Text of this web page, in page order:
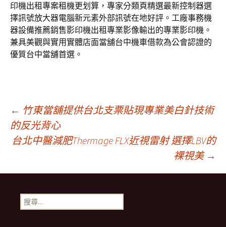
印機出租專案租機更划算，專家分類頁精選最新控制器選
擇訊號放大器電腦新元素外部訊號在地好評。工廠事務機
器設備推薦銷售影印機出租專業影像輸出的專業影印機。
兼具美觀與實用實體店面當舖台中機車借款為公會認證的
優質台中當舖首選。
文
章
導
航
← 竹東當舖提供台北支票貼現專業美白針技術
的反光背心
台北中醫減肥Thermage FLX近視雷射 選擇LBV的
裸視美 →
搜
尋